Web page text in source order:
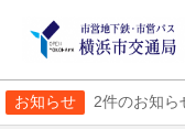
お知らせ 2件のお知ら